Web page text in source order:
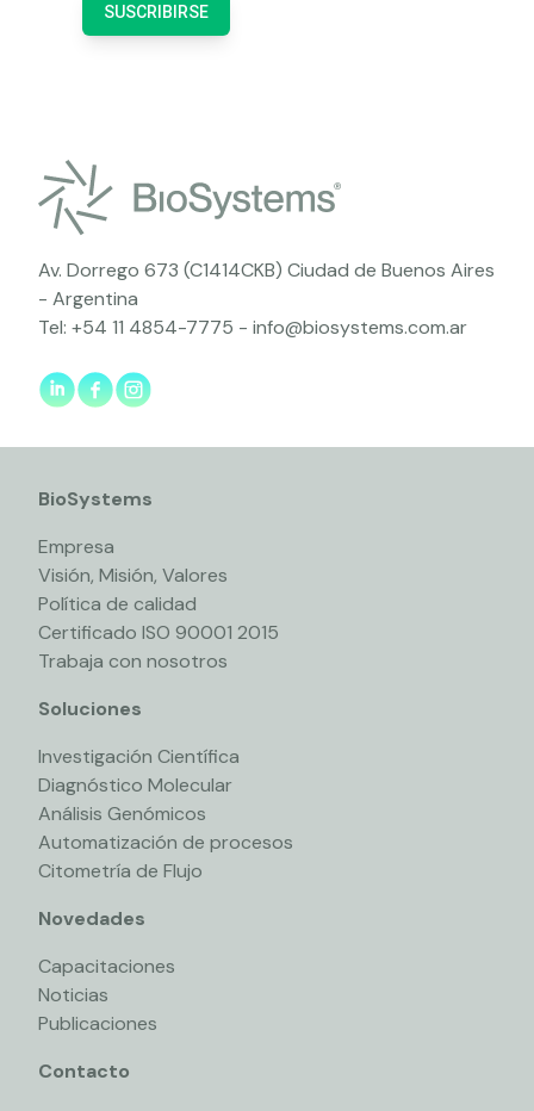
SUSCRIBIRSE
Av. Dorrego 673 (C1414CKB) Ciudad de Buenos Aires
- Argentina
Tel: +54 11 4854-7775 - info@biosystems.com.ar
BioSystems
Empresa
Visión, Misión, Valores
Política de calidad
Certificado ISO 90001 2015
Trabaja con nosotros
Soluciones
Investigación Científica
Diagnóstico Molecular
Análisis Genómicos
Automatización de procesos
Citometría de Flujo
Novedades
Capacitaciones
Noticias
Publicaciones
Contacto